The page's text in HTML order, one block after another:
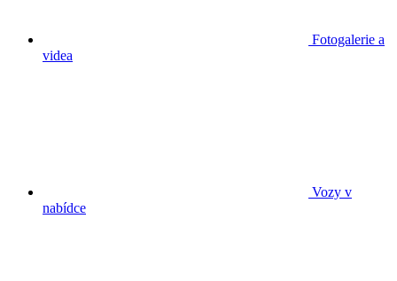
Fotogalerie a
videa
Vozy v
nabídce